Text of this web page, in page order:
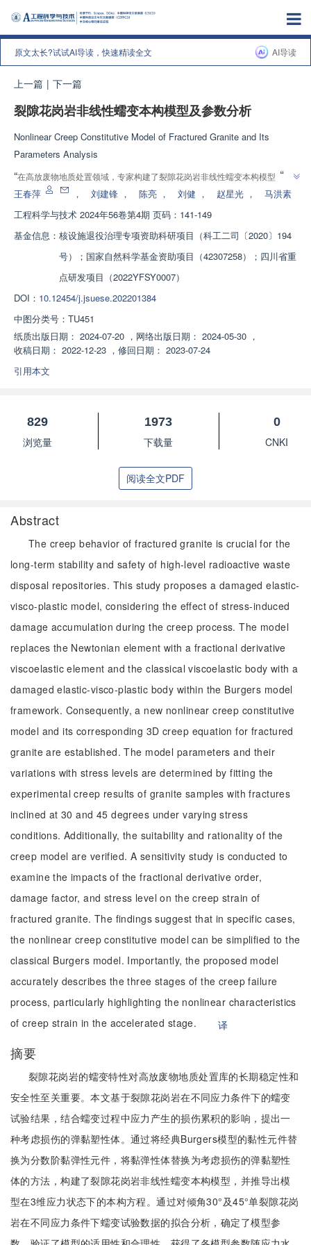
原文太长?试试AI导读，快速精读全文 AI导读
上一篇 | 下一篇
裂隙花岗岩非线性蠕变本构模型及参数分析
Nonlinear Creep Constitutive Model of Fractured Granite and Its
Parameters Analysis
“在高放废物地质处置领域，专家构建了裂隙花岗岩非线性蠕变本构模型，准
确描述蠕变破坏全过程，为处置库长期稳定性提供解决方案。”
”
王春萍 ， 刘建锋 ， 陈亮 ， 刘健 ， 赵星光 ，
马洪素
工程科学与技术 2024年56卷第4期 页码：141-149
基金信息： 核设施退役治理专项资助科研项目（科工二司〔2020〕194
号）；国家自然科学基金资助项目（42307258）；四川省重
点研发项目（2022YFSY0007）
DOI： 10.12454/j.jsuese.202201384
中图分类号： TU451
纸质出版日期： 2024-07-20 ， 网络出版日期： 2024-05-30 ，
收稿日期： 2022-12-23 ， 修回日期： 2023-07-24
引用本文
829
浏览量
1973
下载量
0
CNKI
阅读全文PDF
Abstract
The creep behavior of fractured granite is crucial for the
long-term stability and safety of high-level radioactive waste
disposal repositories. This study proposes a damaged elastic-
visco-plastic model, considering the effect of stress-induced
damage accumulation during the creep process. The model
replaces the Newtonian element with a fractional derivative
viscoelastic element and the classical viscoelastic body with a
damaged elastic-visco-plastic body within the Burgers model
framework. Consequently, a new nonlinear creep constitutive
model and its corresponding 3D creep equation for fractured
granite are established. The model parameters and their
variations with stress levels are determined by fitting the
experimental creep results of granite samples with fractures
inclined at 30 and 45 degrees under varying stress
conditions. Additionally, the suitability and rationality of the
creep model are verified. A sensitivity study is conducted to
examine the impacts of the fractional derivative order,
damage factor, and stress level on the creep strain of
fractured granite. The findings suggest that in specific cases,
the nonlinear creep constitutive model can be simplified to the
classical Burgers model. Importantly, the proposed model
accurately describes the three stages of the creep failure
process, particularly highlighting the nonlinear characteristics
of creep strain in the accelerated stage.
译
摘要
裂隙花岗岩的蠕变特性对高放废物地质处置库的长期稳定性和
安全性至关重要。本文基于裂隙花岗岩在不同应力条件下的蠕变
试验结果，结合蠕变过程中应力产生的损伤累积的影响，提出一
种考虑损伤的弹黏塑性体。通过将经典Burgers模型的黏性元件替
换为分数阶黏弹性元件，将黏弹性体替换为考虑损伤的弹黏塑性
体的方法，构建了裂隙花岗岩非线性蠕变本构模型，并推导出模
型在3维应力状态下的本构方程。通过对倾角30°及45°单裂隙花岗
岩在不同应力条件下蠕变试验数据的拟合分析，确定了模型参